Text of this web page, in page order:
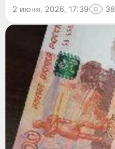
2 июня, 2026, 17:39 38